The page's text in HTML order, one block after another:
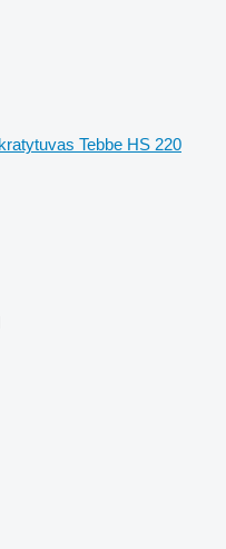
Tebbe HS 220